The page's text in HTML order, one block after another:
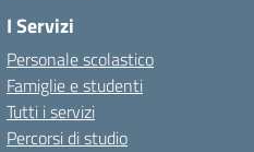
I Servizi
Personale scolastico
Famiglie e studenti
Tutti i servizi
Percorsi di studio